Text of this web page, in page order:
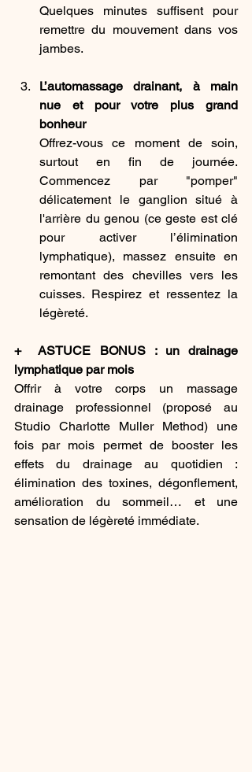
Quelques minutes suffisent pour
remettre du mouvement dans vos
jambes.
L’automassage drainant, à main
nue et pour votre plus grand
bonheur
Offrez-vous ce moment de soin,
surtout en fin de journée.
Commencez par "pomper"
délicatement le ganglion situé à
l'arrière du genou (ce geste est clé
pour activer l’élimination
lymphatique), massez ensuite en
remontant des chevilles vers les
cuisses. Respirez et ressentez la
légèreté.
+
ASTUCE BONUS : un drainage
lymphatique par mois
Offrir à votre corps un massage
drainage professionnel (proposé au
Studio Charlotte Muller Method) une
fois par mois permet de booster les
effets du drainage au quotidien :
élimination des toxines, dégonflement,
amélioration du sommeil… et une
sensation de légèreté immédiate.